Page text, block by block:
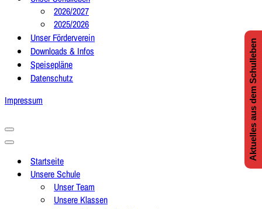
2026/2027
2025/2026
Unser Förderverein
Downloads & Infos
Speisepläne
Datenschutz
Impressum
Navigationsmenü
Navigationsmenü
Startseite
Unsere Schule
Unser Team
Unsere Klassen
Aktuelles aus dem Schulleben